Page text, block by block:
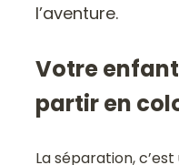
l’aventure.
Votre
partir en
La séparation,